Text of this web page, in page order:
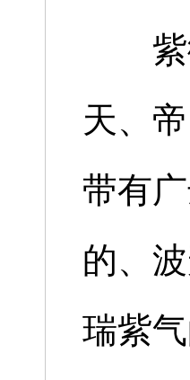
紫微
天、
带有
的、
瑞紫气